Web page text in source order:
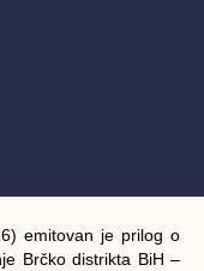
emitovan je prilog o
Brčko distrikta BiH –